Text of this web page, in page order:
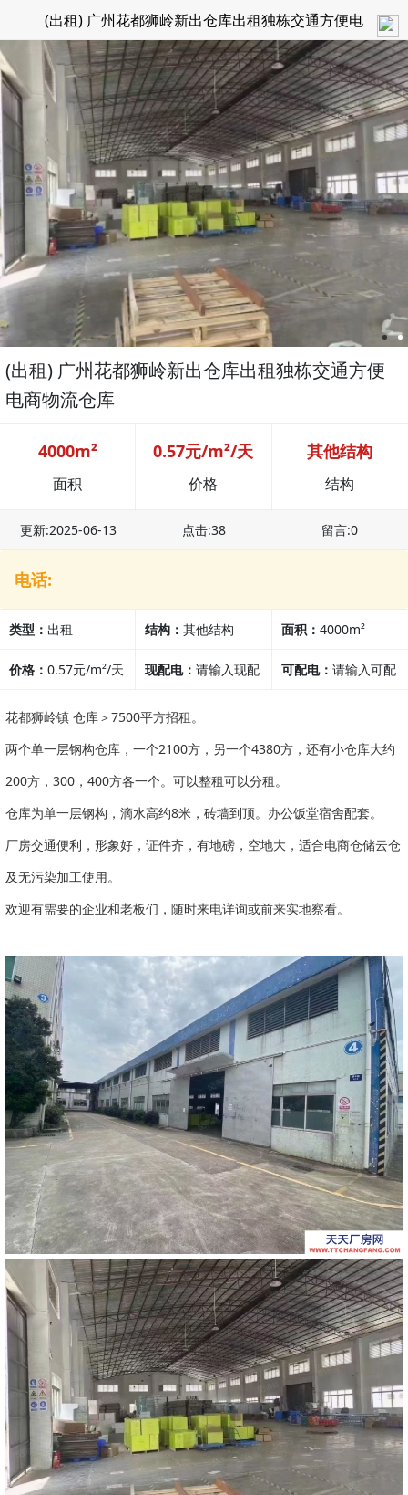
(出租) 广州花都狮岭新出仓库出租独栋交通方便电
商物流仓库
(出租) 广州花都狮岭新出仓库出租独栋交通方便
电商物流仓库
4000m²
面积
0.57元/m²/天
价格
其他结构
结构
更新:2025-06-13 点击:38 留言:0
电话:
类型： 出租 结构：其他结构 面积： 4000m²
价格： 0.57元/m²/天 现配电：请输入现配
电
可配电： 请输入可配
花都狮岭镇 仓库＞7500平方招租。
两个单一层钢构仓库，一个2100方，另一个4380方，还有小仓库大约
200方，300，400方各一个。可以整租可以分租。
仓库为单一层钢构，滴水高约8米，砖墙到顶。办公饭堂宿舍配套。
厂房交通便利，形象好，证件齐，有地磅，空地大，适合电商仓储云仓
及无污染加工使用。
欢迎有需要的企业和老板们，随时来电详询或前来实地察看。